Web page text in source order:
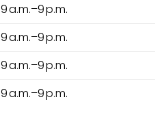
9 a.m.–9 p.m.
9 a.m.–9 p.m.
9 a.m.–9 p.m.
9 a.m.–9 p.m.